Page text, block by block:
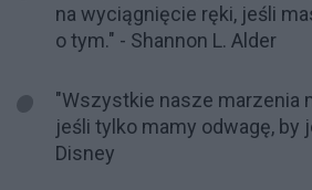
na wyciągnięcie ręki, jeśli
o tym." - Shannon L. Alder
"Wszystkie nasze marzenia
jeśli tylko mamy odwagę, by
Disney